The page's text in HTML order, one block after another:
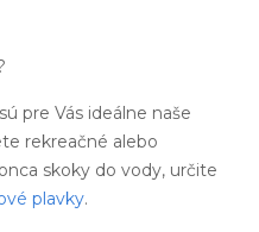
pre Vás ideálne naše
rekreačné alebo
skoky do vody, určite
plavky.